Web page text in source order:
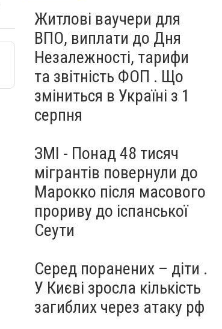
рф
Житлові ваучери для
ВПО, виплати до Дня
Незалежності, тарифи
та звітність ФОП . Що
зміниться в Україні з 1
серпня
ЗМІ - Понад 48 тисяч
мігрантів повернули до
Марокко після масового
прориву до іспанської
Сеути
Серед поранених – діти .
У Києві зросла кількість
загиблих через атаку рф